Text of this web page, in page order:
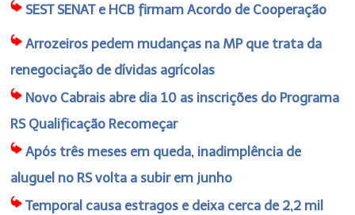
SEST SENAT e HCB firmam Acordo de Cooperação
Arrozeiros pedem mudanças na MP que trata da
renegociação de dívidas agrícolas
Novo Cabrais abre dia 10 as inscrições do Programa
RS Qualificação Recomeçar
Após três meses em queda, inadimplência de
aluguel no RS volta a subir em junho
Temporal causa estragos e deixa cerca de 2,2 mil